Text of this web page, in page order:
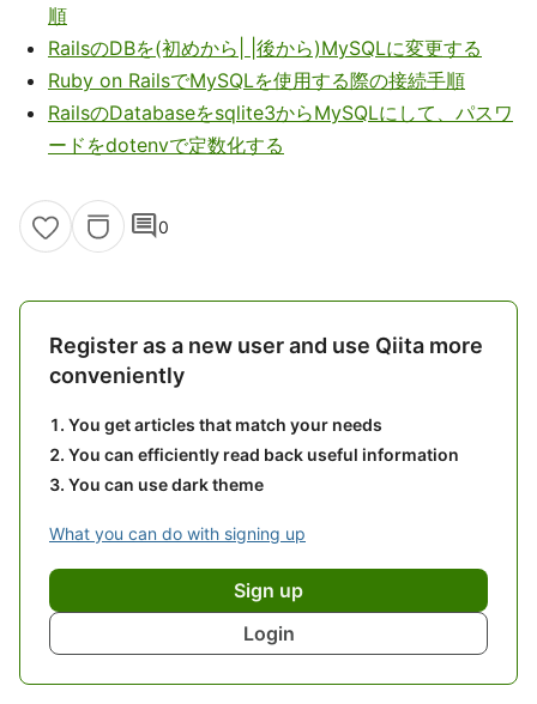
順
RailsのDBを(初めから| |後から)MySQLに変更する
Ruby on RailsでMySQLを使用する際の接続手順
RailsのDatabaseをsqlite3からMySQLにして、パスワ
ードをdotenvで定数化する
comment0
Register as a new user and use Qiita more
conveniently
You get articles that match your needs
You can efficiently read back useful information
You can use dark theme
What you can do with signing up
Sign up
Login